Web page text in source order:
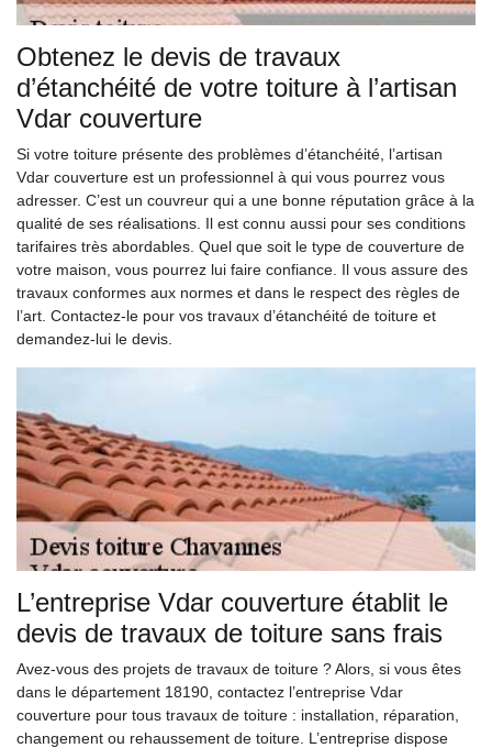
Obtenez le devis de travaux
d’étanchéité de votre toiture à l’artisan
Vdar couverture
Si votre toiture présente des problèmes d’étanchéité, l’artisan
Vdar couverture est un professionnel à qui vous pourrez vous
adresser. C’est un couvreur qui a une bonne réputation grâce à la
qualité de ses réalisations. Il est connu aussi pour ses conditions
tarifaires très abordables. Quel que soit le type de couverture de
votre maison, vous pourrez lui faire confiance. Il vous assure des
travaux conformes aux normes et dans le respect des règles de
l’art. Contactez-le pour vos travaux d’étanchéité de toiture et
demandez-lui le devis.
L’entreprise Vdar couverture établit le
devis de travaux de toiture sans frais
Avez-vous des projets de travaux de toiture ? Alors, si vous êtes
dans le département 18190, contactez l’entreprise Vdar
couverture pour tous travaux de toiture : installation, réparation,
changement ou rehaussement de toiture. L’entreprise dispose